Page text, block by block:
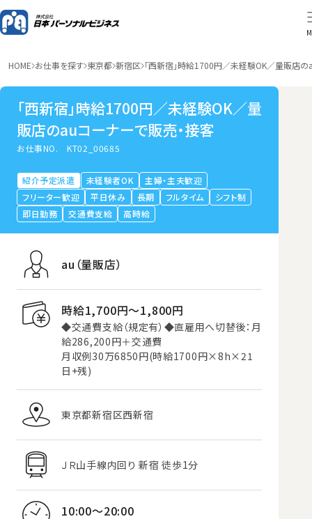
HOME お仕事を探す 東京都 新宿区 「西新宿」時給1700円／未経験OK／量販店の
「西新宿」時給1700円／未経験OK／量
販店のauコーナーで販売・接客
お仕事NO.KT02_00685
紹介予定派遣 未経験者OK
主婦・主夫歓迎
フリーター歓迎
平日休み 長期 フルタイム
シフト制
即日勤務
交通費支給 高時給
au（量販店）
時給1,700円〜1,800円
◆交通費支給（規定有）◆直雇用へ切替後：月
給286,200円＋交通費
月収例30万6850円(時給1700円×8h×21
日+残)
東京都新宿区西新宿
ＪＲ山手線内回り 新宿 徒歩1分
10:00～20:00